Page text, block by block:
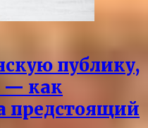
публику,
— как
предстоящий